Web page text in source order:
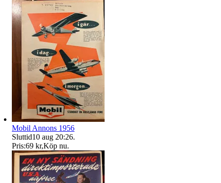
Mobil Annons 1956
Sluttid10 aug 20:26.
Pris:69 kr,Köp nu.